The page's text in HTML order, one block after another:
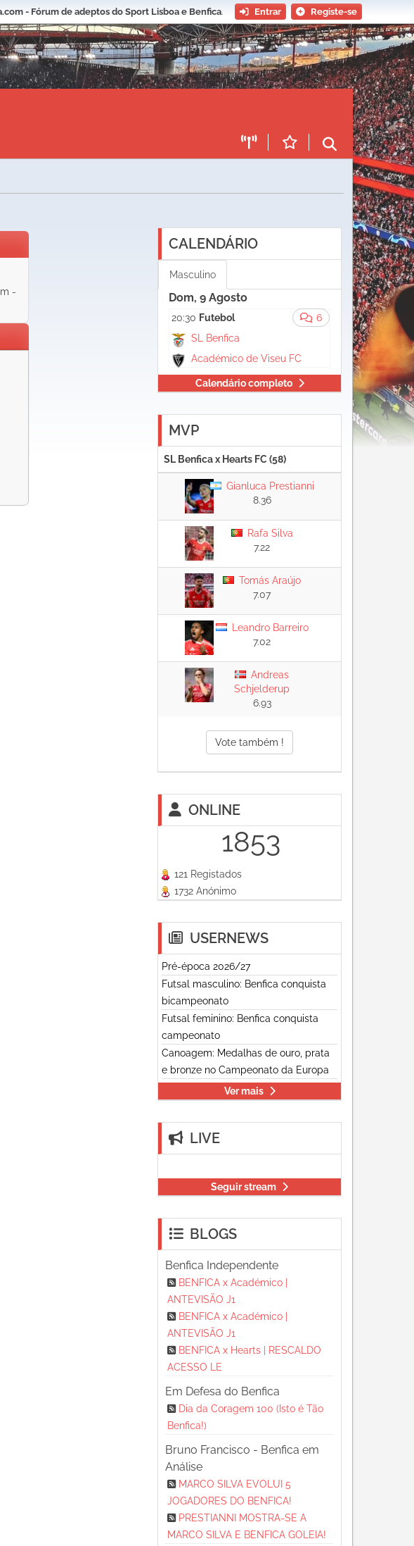
- Fórum de adeptos do Sport Lisboa e Benfica. Entrar Registe-se
-
CALENDÁRIO
Masculino
Dom, 9 Agosto
6
20:30 Futebol
SL Benfica
Académico de Viseu FC
Calendário completo
MVP
SL Benfica x Hearts FC (58)
Gianluca Prestianni
8.36
Rafa Silva
7.22
Tomás Araújo
7.07
Leandro Barreiro
7.02
Andreas
Schjelderup
6.93
Vote também !
ONLINE
1853
121 Registados
1732 Anónimo
USERNEWS
Pré-época 2026/27
Futsal masculino: Benfica conquista
bicampeonato
Futsal feminino: Benfica conquista
campeonato
Canoagem: Medalhas de ouro, prata
e bronze no Campeonato da Europa
Ver mais
LIVE
Seguir stream
BLOGS
Benfica Independente
BENFICA x Académico |
ANTEVISÃO J1
BENFICA x Académico |
ANTEVISÃO J1
BENFICA x Hearts | RESCALDO
ACESSO LE
Em Defesa do Benfica
Dia da Coragem 100 (Isto é Tão
Benfica!)
Bruno Francisco - Benfica em
Análise
MARCO SILVA EVOLUI 5
JOGADORES DO BENFICA!
PRESTIANNI MOSTRA-SE A
MARCO SILVA E BENFICA GOLEIA!